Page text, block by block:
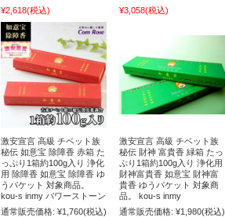
¥2,618(税込)
¥3,058(税込)
激安宣言 高級 チベット族
秘伝 如意宝 除障香 赤箱 た
っぷり1箱約100g入り 浄化
用 除障香 如意宝 除障香 ゆ
うパケット 対象商品。
kou-s inmy パワーストーン
通常販売価格: ¥1,760(税込)
激安宣言 高級 チベット族
秘伝 財神 富貴香 緑箱 たっ
ぷり1箱約100g入り 浄化用
財神富貴香 如意宝 財神富
貴香 ゆうパケット 対象商
品。 kou-s inmy
通常販売価格: ¥1,980(税込)